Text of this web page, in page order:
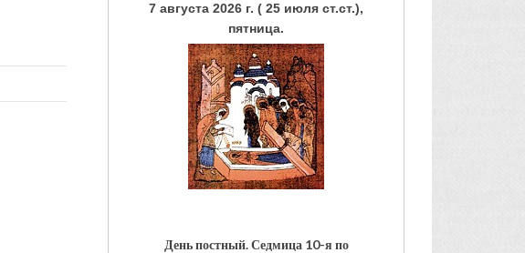
7 августа 2026 г. ( 25 июля ст.ст.),
пятница.
День постный.Седмица 10-я по